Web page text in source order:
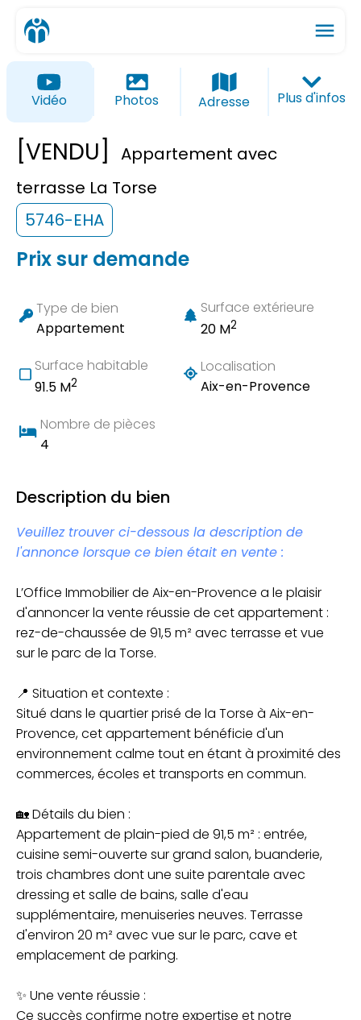
menu
ios_share
Vidéo Photos Adresse Plus d'infos
[VENDU]
Appartement avec
terrasse La Torse
5746-EHA
Prix sur demande
Type de bien
Appartement
Surface extérieure
20 M2
Surface habitable
91.5 M2
Localisation
Aix-en-Provence
Nombre de pièces
4
Description du bien
Veuillez trouver ci-dessous la description de
l'annonce lorsque ce bien était en vente :
L’Office Immobilier de Aix-en-Provence a le plaisir
d'annoncer la vente réussie de cet appartement :
rez-de-chaussée de 91,5 m² avec terrasse et vue
sur le parc de la Torse.
📍 Situation et contexte :
Situé dans le quartier prisé de la Torse à Aix-en-
Provence, cet appartement bénéficie d'un
environnement calme tout en étant à proximité des
commerces, écoles et transports en commun.
🏡 Détails du bien :
Appartement de plain-pied de 91,5 m² : entrée,
cuisine semi-ouverte sur grand salon, buanderie,
trois chambres dont une suite parentale avec
dressing et salle de bains, salle d'eau
supplémentaire, menuiseries neuves. Terrasse
d'environ 20 m² avec vue sur le parc, cave et
emplacement de parking.
✨ Une vente réussie :
Ce succès confirme notre expertise et notre